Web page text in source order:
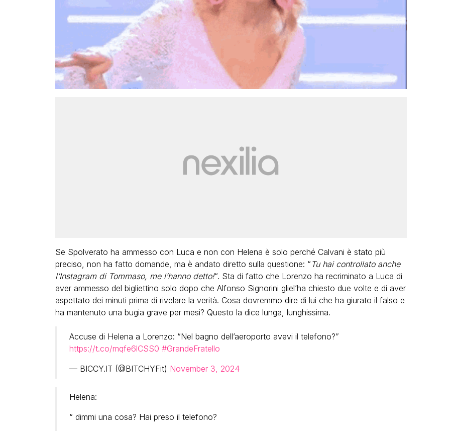
Se Spolverato ha ammesso con Luca e non con Helena è solo perché Calvani è stato più
preciso, non ha fatto domande, ma è andato diretto sulla questione: “ Tu hai controllato anche
l’Instagram di Tommaso, me l’hanno detto!“. Sta di fatto che Lorenzo ha recriminato a Luca di
aver ammesso del bigliettino solo dopo che Alfonso Signorini gliel’ha chiesto due volte e di aver
aspettato dei minuti prima di rivelare la verità. Cosa dovremmo dire di lui che ha giurato il falso e
ha mantenuto una bugia grave per mesi? Questo la dice lunga, lunghissima.
Accuse di Helena a Lorenzo: “Nel bagno dell’aeroporto avevi il telefono?”
https://t.co/mqfe6lCSS0 #GrandeFratello
— BICCY.IT (@BITCHYFit) November 3, 2024
Helena:
“ dimmi una cosa? Hai preso il telefono?